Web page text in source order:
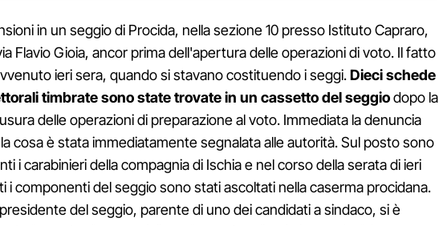
in un seggio di Procida, nella sezione 10 presso Istituto Capraro,
Flavio Gioia, ancor prima dell'apertura delle operazioni di voto. Il fatto
ieri sera, quando si stavano costituendo i seggi.Dieci schede
timbrate sono state trovate in un cassetto del seggiodopo la
delle operazioni di preparazione al voto. Immediata la denuncia
cosa è stata immediatamente segnalata alle autorità. Sul posto sono
i carabinieri della compagnia di Ischia e nel corso della serata di ieri
i componenti del seggio sono stati ascoltati nella caserma procidana.
del seggio, parente di uno dei candidati a sindaco, si è